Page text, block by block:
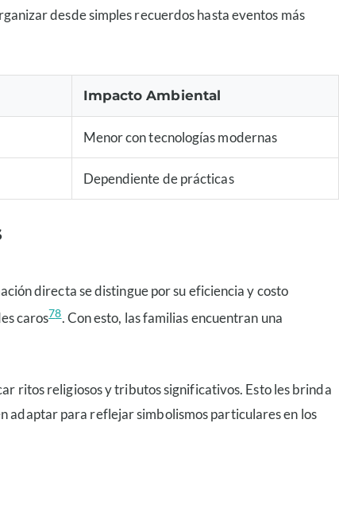
desde simples recuerdos hasta eventos más
Impacto Ambiental
Menor con tecnologías modernas
Dependiente de prácticas
directa se distingue por su eficiencia y costo
caros78. Con esto, las familias encuentran una
ritos religiosos y tributos significativos. Esto les brinda
adaptar para reflejar simbolismos particulares en los